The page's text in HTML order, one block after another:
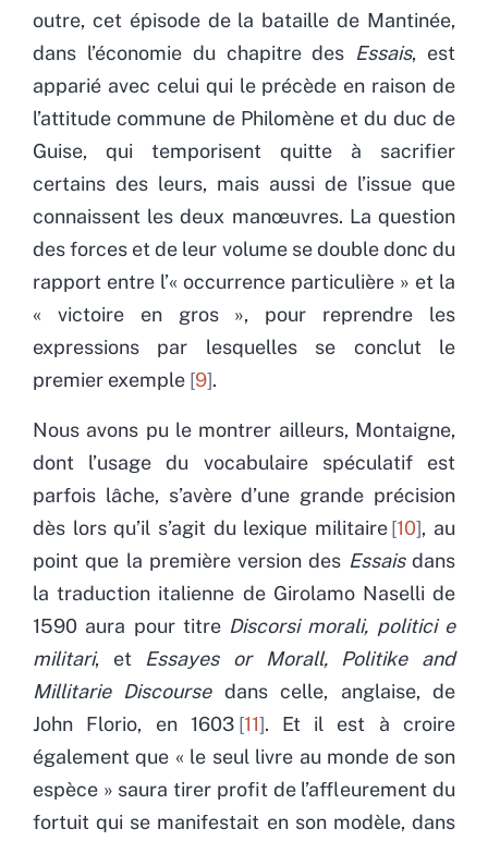
outre, cet épisode de la bataille de Mantinée,
dans l’économie du chapitre des Essais, est
apparié avec celui qui le précède en raison de
l’attitude commune de Philomène et du duc de
Guise, qui temporisent quitte à sacrifier
certains des leurs, mais aussi de l’issue que
connaissent les deux manœuvres. La question
des forces et de leur volume se double donc du
rapport entre l’« occurrence particulière » et la
« victoire en gros », pour reprendre les
expressions par lesquelles se conclut le
premier exemple 9 .
Nous avons pu le montrer ailleurs, Montaigne,
dont l’usage du vocabulaire spéculatif est
parfois lâche, s’avère d’une grande précision
dès lors qu’il s’agit du lexique militaire 10 , au
point que la première version des Essaisdans
la traduction italienne de Girolamo Naselli de
1590 aura pour titre Discorsi morali, politici e
militari, et Essayes or Morall, Politike and
Millitarie Discourse dans celle, anglaise, de
John Florio, en 1603 11 . Et il est à croire
également que « le seul livre au monde de son
espèce » saura tirer profit de l’affleurement du
fortuit qui se manifestait en son modèle, dans